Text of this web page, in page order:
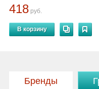
418 руб.
В корзину
Бренды